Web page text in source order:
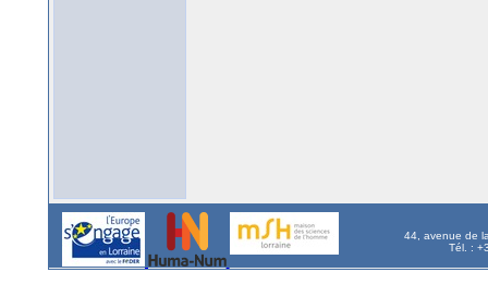
44, avenue de
Tél. :